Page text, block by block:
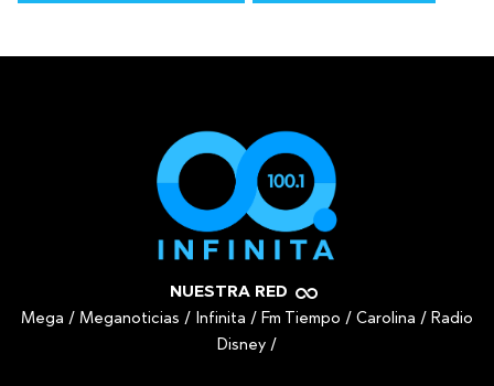
NUESTRA RED
Mega / Meganoticias / Infinita / Fm Tiempo / Carolina / Radio
Disney /